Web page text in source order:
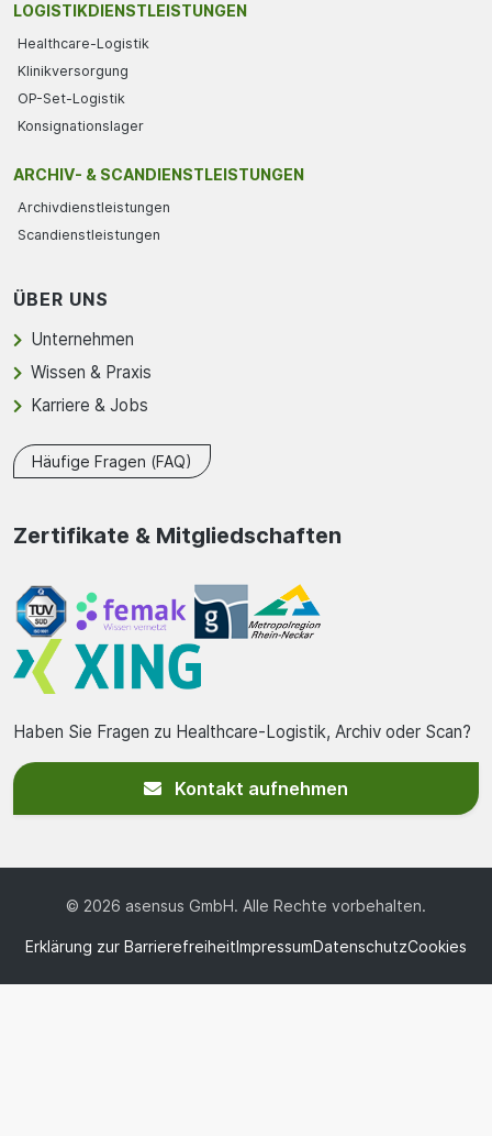
LOGISTIKDIENSTLEISTUNGEN
Healthcare-Logistik
Klinikversorgung
OP-Set-Logistik
Konsignationslager
ARCHIV- & SCANDIENSTLEISTUNGEN
Archivdienstleistungen
Scandienstleistungen
ÜBER UNS
Unternehmen
Wissen & Praxis
Karriere & Jobs
Häufige Fragen (FAQ)
Zertifikate & Mitgliedschaften
Haben Sie Fragen zu Healthcare-Logistik, Archiv oder Scan?
Kontakt aufnehmen
© 2026 asensus GmbH. Alle Rechte vorbehalten.
Erklärung zur BarrierefreiheitImpressumDatenschutzCookies